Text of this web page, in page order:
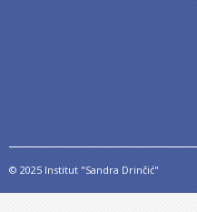
© 2025 Institut "Sandra Drinčić"